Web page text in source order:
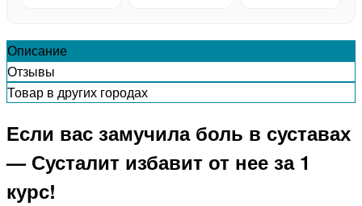
Описание
Отзывы
Товар в других городах
Если вас замучила боль в суставах
— Сусталит избавит от нее за 1
курс!